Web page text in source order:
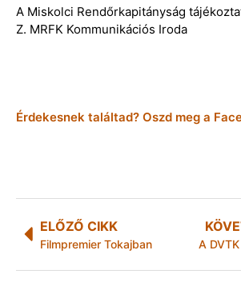
A Miskolci Rendőrkapitányság
Z. MRFK Kommunikációs Iroda
Érdekesnek találtad? Oszd meg a
ELŐZŐ CIKK
Filmpremier Tokajban